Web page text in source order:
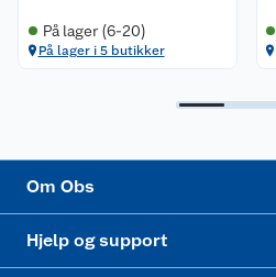
På lager (6-20)
På lager i 5 butikker
Om Obs
Hjelp og support
Kjøpsvilkår
Klikk og hent
Festdrakter til hele familien
Hagemøbler og utemøbler